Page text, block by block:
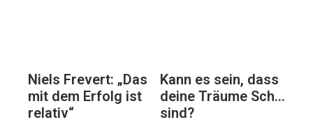
Niels Frevert: „Das
mit dem Erfolg ist
relativ“
Kann es sein, dass
deine Träume Sch…
sind?